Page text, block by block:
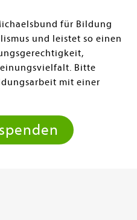
für Bildung
und leistet so einen
Bitte
mit einer